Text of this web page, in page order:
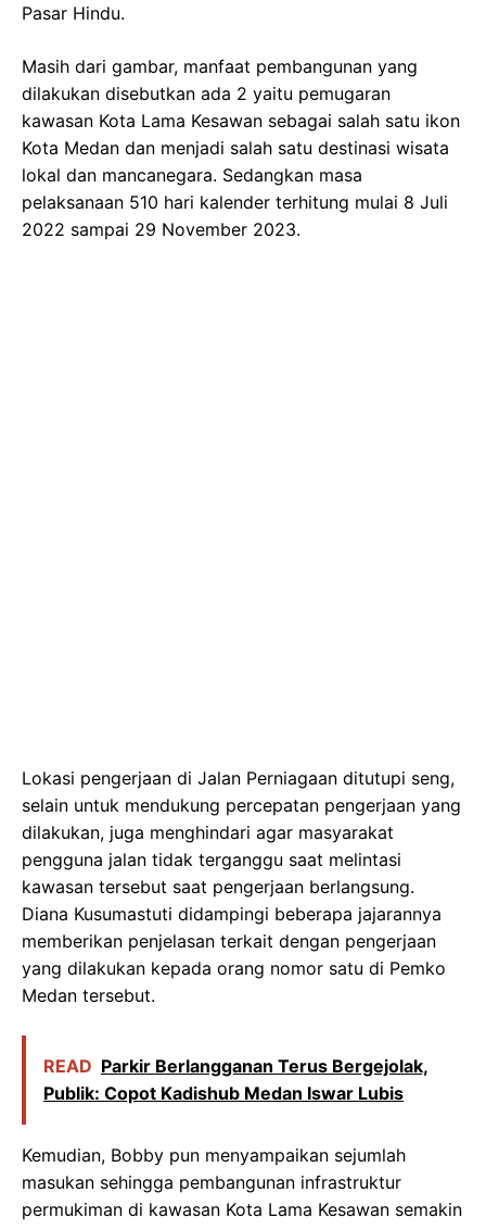
Pasar Hindu.
Masih dari gambar, manfaat pembangunan yang
dilakukan disebutkan ada 2 yaitu pemugaran
kawasan Kota Lama Kesawan sebagai salah satu ikon
Kota Medan dan menjadi salah satu destinasi wisata
lokal dan mancanegara. Sedangkan masa
pelaksanaan 510 hari kalender terhitung mulai 8 Juli
2022 sampai 29 November 2023.
Lokasi pengerjaan di Jalan Perniagaan ditutupi seng,
selain untuk mendukung percepatan pengerjaan yang
dilakukan, juga menghindari agar masyarakat
pengguna jalan tidak terganggu saat melintasi
kawasan tersebut saat pengerjaan berlangsung.
Diana Kusumastuti didampingi beberapa jajarannya
memberikan penjelasan terkait dengan pengerjaan
yang dilakukan kepada orang nomor satu di Pemko
Medan tersebut.
READ Parkir Berlangganan Terus Bergejolak,
Publik: Copot Kadishub Medan Iswar Lubis
Kemudian, Bobby pun menyampaikan sejumlah
masukan sehingga pembangunan infrastruktur
permukiman di kawasan Kota Lama Kesawan semakin